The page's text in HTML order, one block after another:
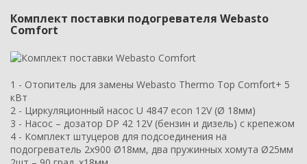
Комплект поставки подогревателя Webasto
Comfort
1 - Отопитель для замены Webasto Thermo Top Comfort+ 5
кВт
2 - Циркуляционный насос U 4847 econ 12V (Ø 18мм)
3 - Насос – дозатор DP 42 12V (бензин и дизель) с крепежом
4 - Комплект штуцеров для подсоединения на
подогреватель 2х900 Ø18мм, два пружинных хомута Ø25мм